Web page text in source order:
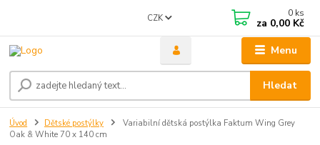
Menu
CZK
Hledat
0 ks
za 0,00 Kč
Úvod Dětské postýlky
Variabilní dětská postýlka Faktum Wing Grey
Oak & White 70 x 140 cm